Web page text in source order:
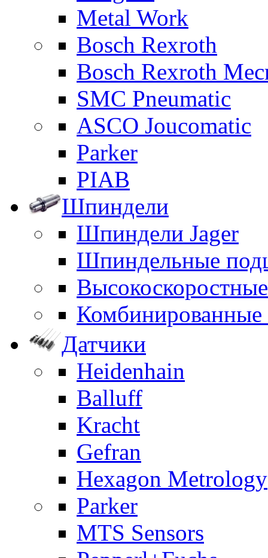
Metal Work
Bosch Rexroth
Bosch Rexroth
SMC Pneumatic
ASCO Joucomatic
Parker
PIAB
Шпиндели
Шпиндели Jager
Шпиндельные
Датчики
Heidenhain
Balluff
Kracht
Gefran
Hexagon Metrology
Parker
MTS Sensors